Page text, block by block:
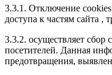
3.3.1. Отключение
доступа к частям сайта ,
3.3.2. осуществляет сбор
посетителей. Данная
предотвращения,